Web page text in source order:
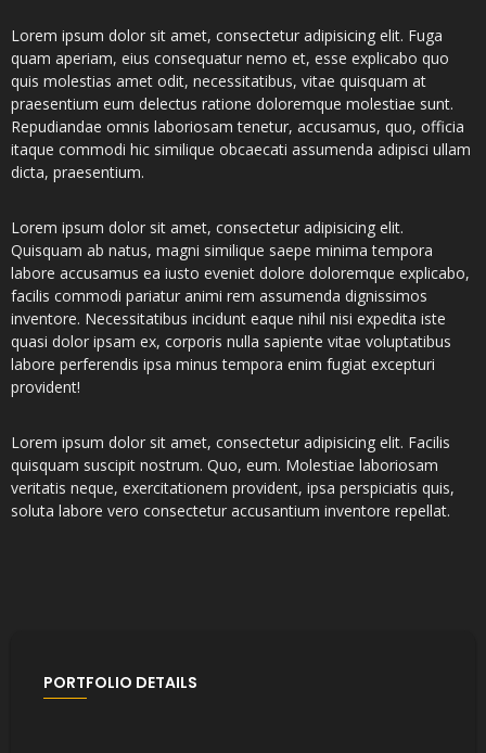
Lorem ipsum dolor sit amet, consectetur adipisicing elit. Fuga
quam aperiam, eius consequatur nemo et, esse explicabo quo
quis molestias amet odit, necessitatibus, vitae quisquam at
praesentium eum delectus ratione doloremque molestiae sunt.
Repudiandae omnis laboriosam tenetur, accusamus, quo, officia
itaque commodi hic similique obcaecati assumenda adipisci ullam
dicta, praesentium.
Lorem ipsum dolor sit amet, consectetur adipisicing elit.
Quisquam ab natus, magni similique saepe minima tempora
labore accusamus ea iusto eveniet dolore doloremque explicabo,
facilis commodi pariatur animi rem assumenda dignissimos
inventore. Necessitatibus incidunt eaque nihil nisi expedita iste
quasi dolor ipsam ex, corporis nulla sapiente vitae voluptatibus
labore perferendis ipsa minus tempora enim fugiat excepturi
provident!
Lorem ipsum dolor sit amet, consectetur adipisicing elit. Facilis
quisquam suscipit nostrum. Quo, eum. Molestiae laboriosam
veritatis neque, exercitationem provident, ipsa perspiciatis quis,
soluta labore vero consectetur accusantium inventore repellat.
PORTFOLIO DETAILS